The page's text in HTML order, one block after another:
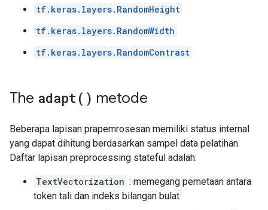
tf.keras.layers.RandomHeight
tf.keras.layers.RandomWidth
tf.keras.layers.RandomContrast
The adapt( ) metode
Beberapa lapisan prapemrosesan memiliki status internal
yang dapat dihitung berdasarkan sampel data pelatihan.
Daftar lapisan preprocessing stateful adalah:
TextVectorization : memegang pemetaan antara
token tali dan indeks bilangan bulat